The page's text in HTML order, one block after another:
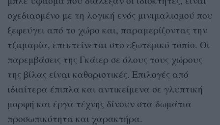
σχεδιασμένο με τη λογική ενός μινιμαλισμού που
ξεφεύγει από το χώρο και, παραμερίζοντας την
τζαμαρία, επεκτείνεται στο εξωτερικό τοπίο. Οι
παρεμβάσεις της Γκάιερ σε όλους τους χώρους
της βίλας είναι καθοριστικές. Επιλογές από
ιδιαίτερα έπιπλα και αντικείμενα σε γλυπτική
μορφή και έργα τέχνης δίνουν στα δωμάτια
προσωπικότητα και χαρακτήρα.